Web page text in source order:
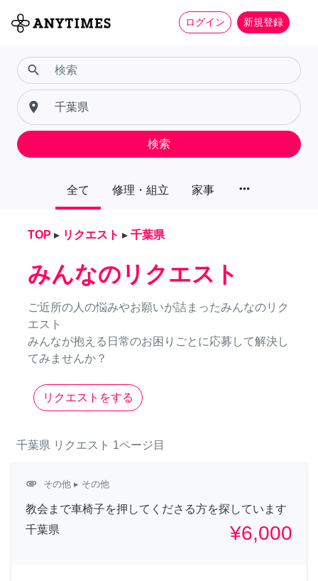
ログイン 新規登録
全て 修理・組立 家事 more_horiz
search
place
検索
TOP ▸ リクエスト ▸ 千葉県
みんなのリクエスト
ご近所の人の悩みやお願いが詰まったみんなのリク
エスト
みんなが抱える日常のお困りごとに応募して解決し
てみませんか？
リクエストをする
千葉県 リクエスト 1ページ目
attachment その他 ▸ その他
教会まで車椅子を押してくださる方を探しています
千葉県
¥6,000